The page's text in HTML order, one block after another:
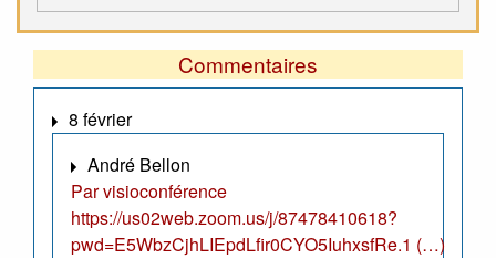
Commentaires
8 février
André Bellon
Par visioconférence
https://us02web.zoom.us/j/87478410618?
pwd=E5WbzCjhLIEpdLfir0CYO5IuhxsfRe.1 (…)